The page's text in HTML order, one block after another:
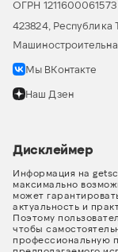
ОГРН 1211600061573
423824, Республика
Мы ВКонтакте
Наш Дзен
Дисклеймер
Информация на
максимально
может
актуальность и
Поэтому
чтобы
профессиональную